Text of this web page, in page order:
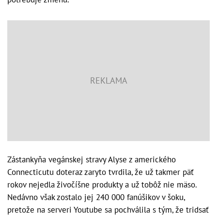
Zástankyňa vegánskej stravy Alyse z amerického
Connecticutu doteraz zaryto tvrdila, že už takmer päť
rokov nejedla živočíšne produkty a už tobôž nie mäso.
Nedávno však zostalo jej 240 000 fanúšikov v šoku,
pretože na serveri Youtube sa pochválila s tým, že tridsať